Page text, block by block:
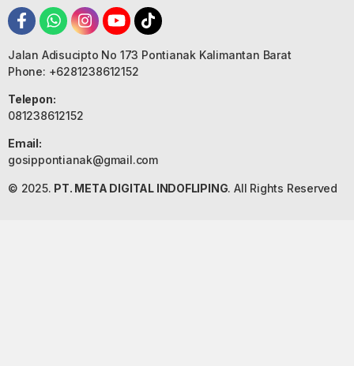
Jalan Adisucipto No 173 Pontianak Kalimantan Barat
Phone: +6281238612152
Telepon:
081238612152
Email:
gosippontianak@gmail.com
© 2025. PT. META DIGITAL INDOFLIPING. All Rights Reserved